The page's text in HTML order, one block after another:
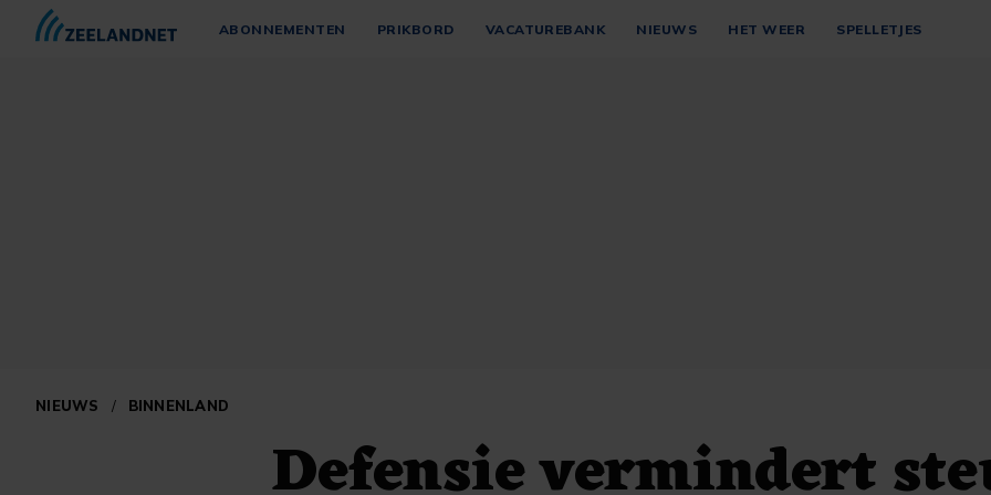
ABONNEMENTEN PRIKBORD VACATUREBANK NIEUWS HET WEER SPELLETJES
NIEUWS / BINNENLAND